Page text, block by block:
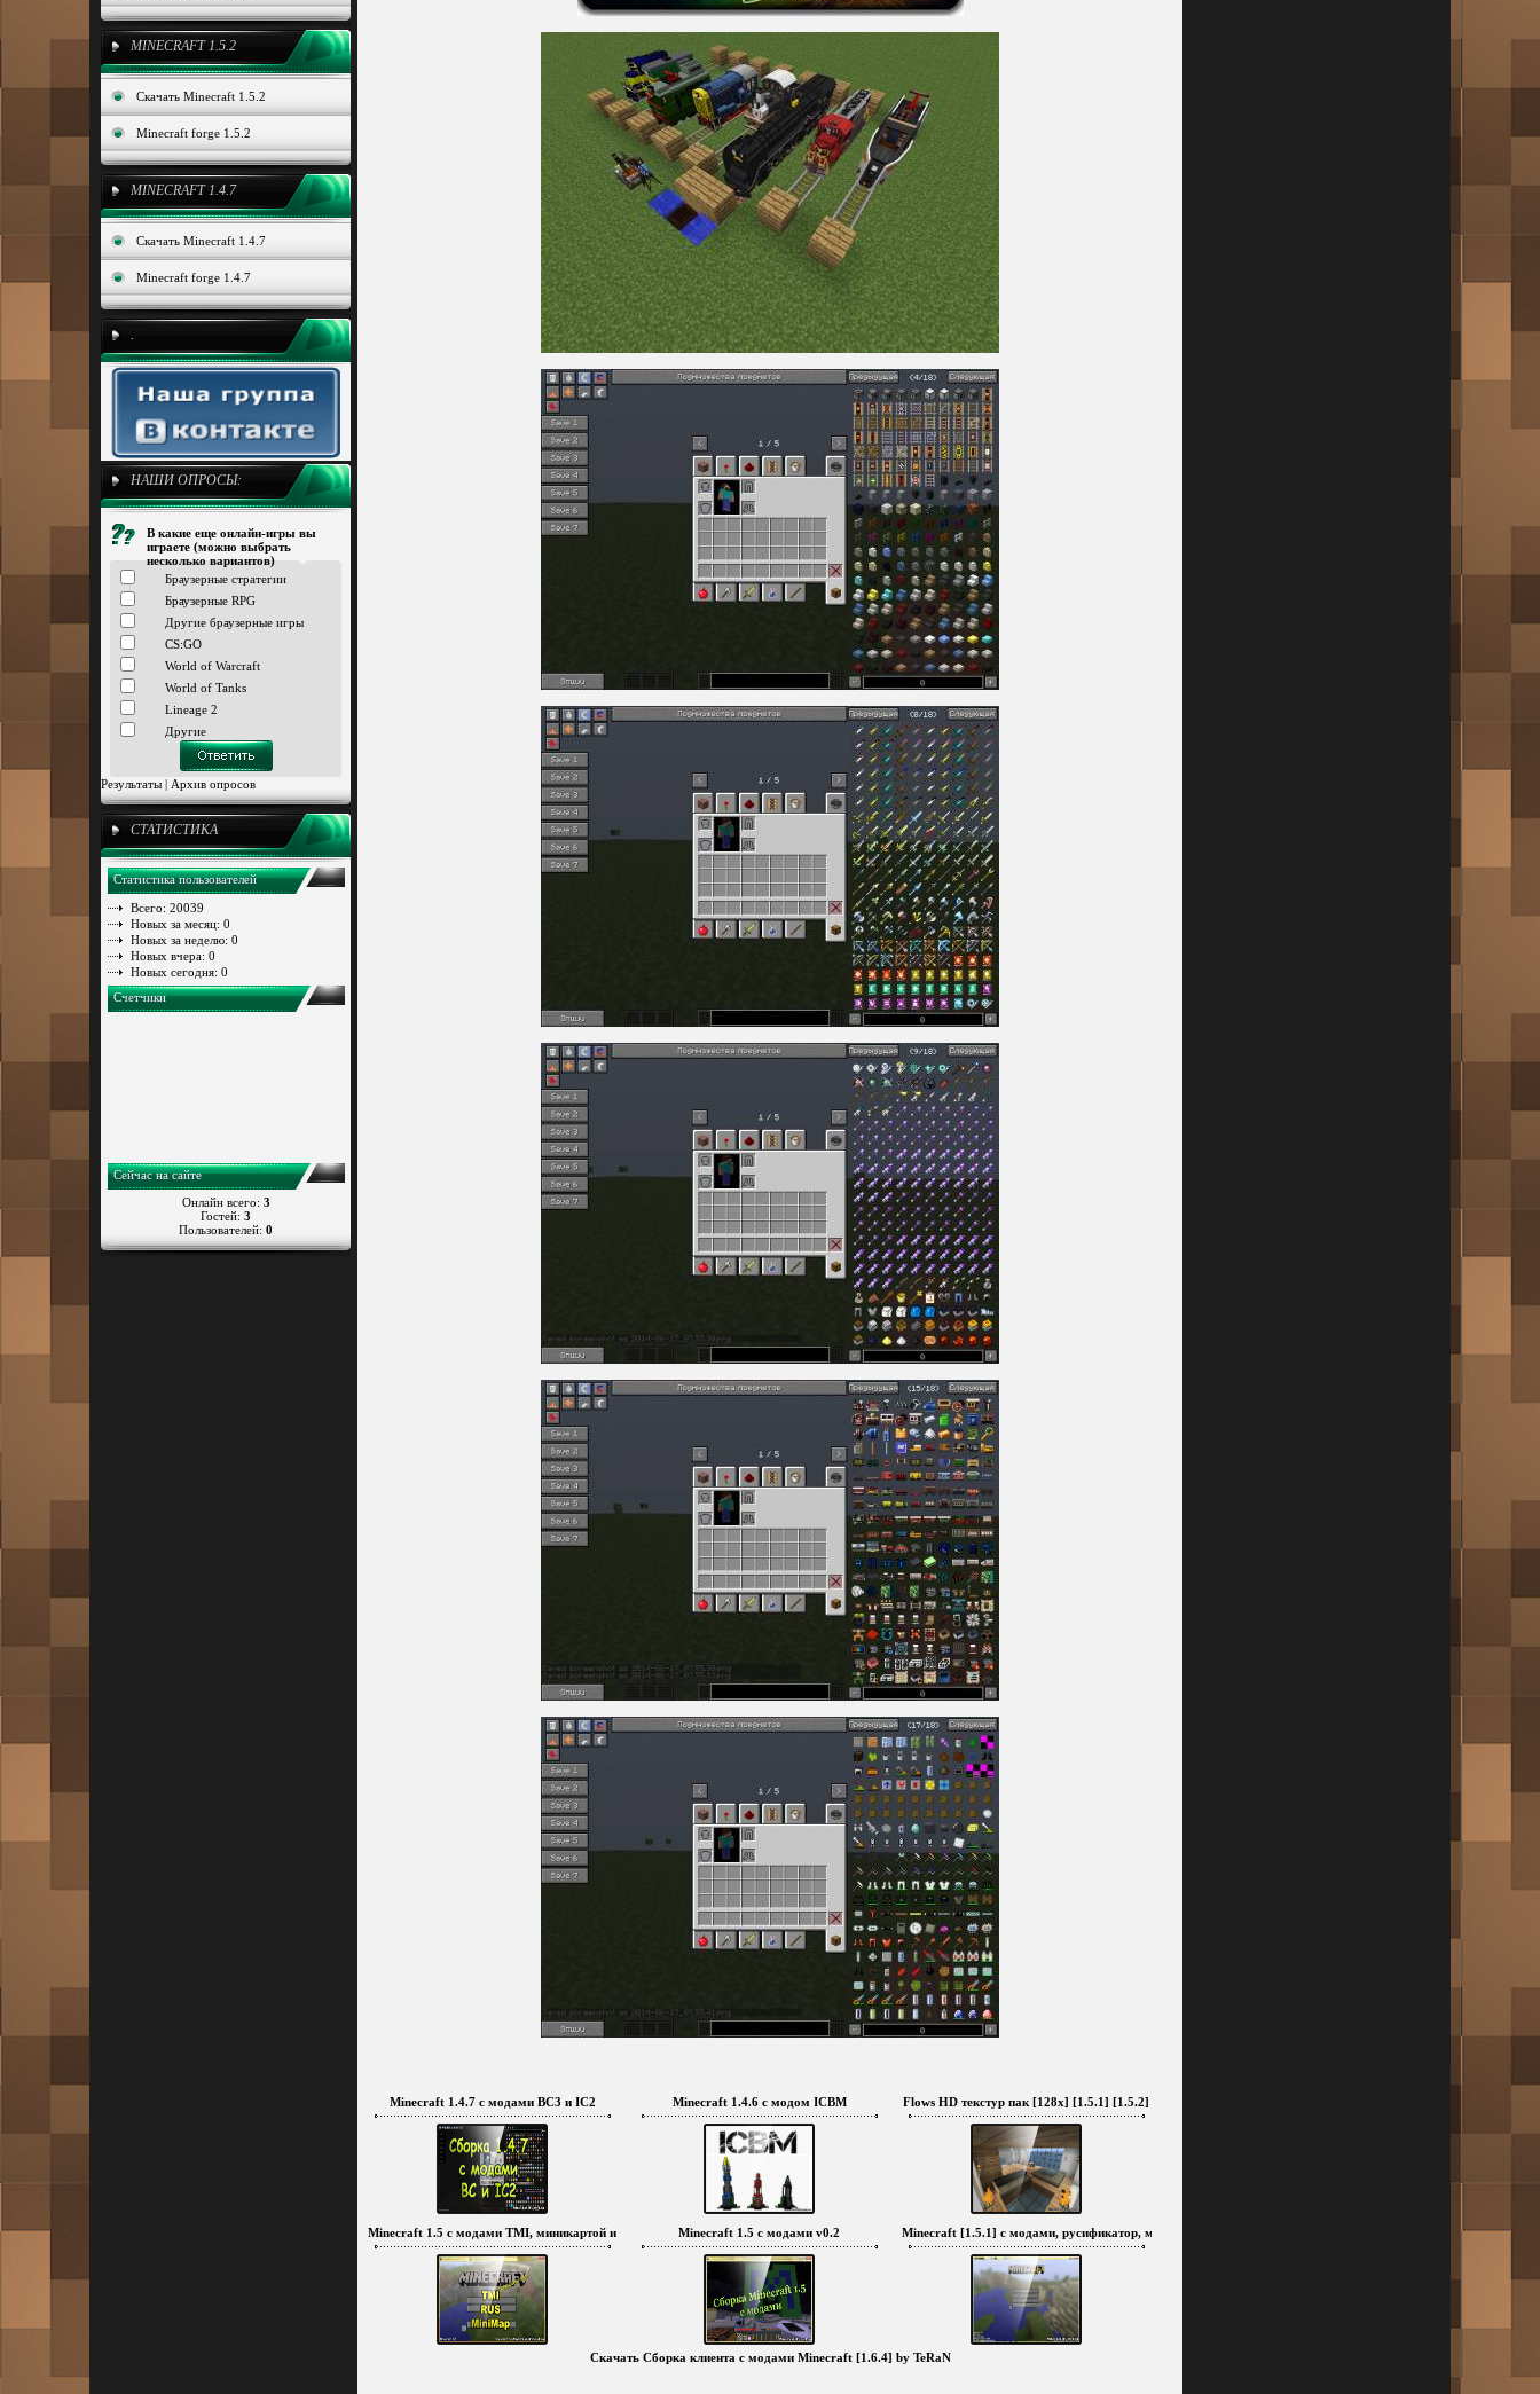
MINECRAFT 1.5.2
Скачать Minecraft 1.5.2
Minecraft forge 1.5.2
MINECRAFT 1.4.7
Скачать Minecraft 1.4.7
Minecraft forge 1.4.7
.
НАШИ ОПРОСЫ:
В какие еще онлайн-игры вы
играете (можно выбрать
несколько вариантов)
Браузерные стратегии
Браузерные RPG
Другие браузерные игры
CS:GO
World of Warcraft
World of Tanks
Lineage 2
Другие
Результаты | Архив опросов
СТАТИСТИКА
Статистика пользователей
Всего: 20039
Новых за месяц: 0
Новых за неделю: 0
Новых вчера: 0
Новых сегодня: 0
Счетчики
Сейчас на сайте
Онлайн всего: 3
Гостей: 3
Пользователей: 0
Minecraft 1.4.7 с модами BC3 и IC2 Minecraft 1.4.6 с модом ICBM Flows HD текстур пак [128x] [1.5.1] [1.5.2]
Minecraft 1.5 с модами TMI, миникартой и русификаторомMinecraft 1.5 с модами v0.2 Minecraft [1.5.1] с модами, русификатор, миникарта, TMI
Скачать Сборка клиента с модами Minecraft [1.6.4] by TeRaN